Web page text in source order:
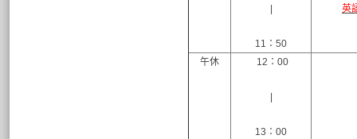
11：50
英
午休 12：00
13：00